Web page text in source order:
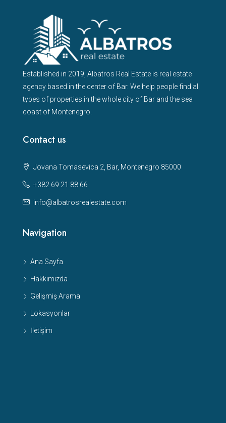
Established in 2019, Albatros Real Estate is real estate
agency based in the center of Bar. We help people find all
types of properties in the whole city of Bar and the sea
coast of Montenegro.
Contact us
Jovana Tomasevica 2, Bar, Montenegro 85000
+382 69 21 88 66
info@albatrosrealestate.com
Navigation
Ana Sayfa
Hakkımızda
Gelişmiş Arama
Lokasyonlar
İletişim